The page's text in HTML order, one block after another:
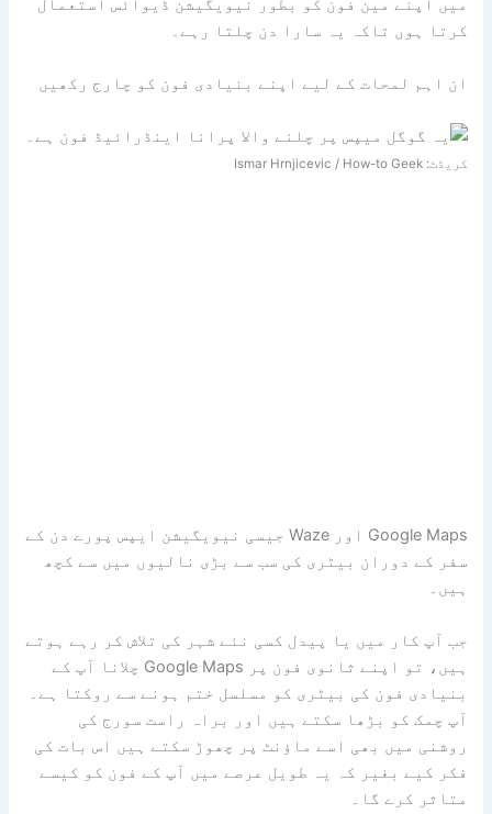
میں اپنے مین فون کو بطور نیویگیشن ڈیوائس استعمال
کرتا ہوں تاکہ یہ سارا دن چلتا رہے۔
ان اہم لمحات کے لیے اپنے بنیادی فون کو چارج رکھیں
کریڈٹ: Ismar Hrnjicevic / How-to Geek
Google Maps اور Waze جیسی نیویگیشن ایپس پورے دن کے
سفر کے دوران بیٹری کی سب سے بڑی نالیوں میں سے کچھ
ہیں۔
جب آپ کار میں یا پیدل کسی نئے شہر کی تلاش کر رہے ہوتے
ہیں، تو اپنے ثانوی فون پر Google Maps چلانا آپ کے
بنیادی فون کی بیٹری کو مسلسل ختم ہونے سے روکتا ہے۔
آپ چمک کو بڑھا سکتے ہیں اور براہ راست سورج کی
روشنی میں بھی اسے ماؤنٹ پر چھوڑ سکتے ہیں اس بات کی
فکر کیے بغیر کہ یہ طویل عرصے میں آپ کے فون کو کیسے
متاثر کرے گا۔